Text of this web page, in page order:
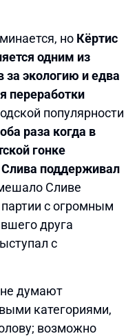
но Кёртис
одним из
экологию и едва
переработки
популярности
оба раза когда в
гонке
поддерживал
Сливе
с огромным
друга
с
думают
категориями,
возможно